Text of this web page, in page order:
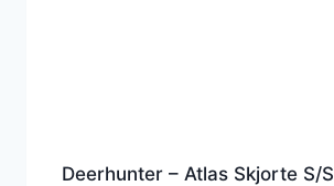
Deerhunter – Atlas Skjorte S/S